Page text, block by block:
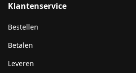
Klantenservice
Bestellen
Betalen
Leveren